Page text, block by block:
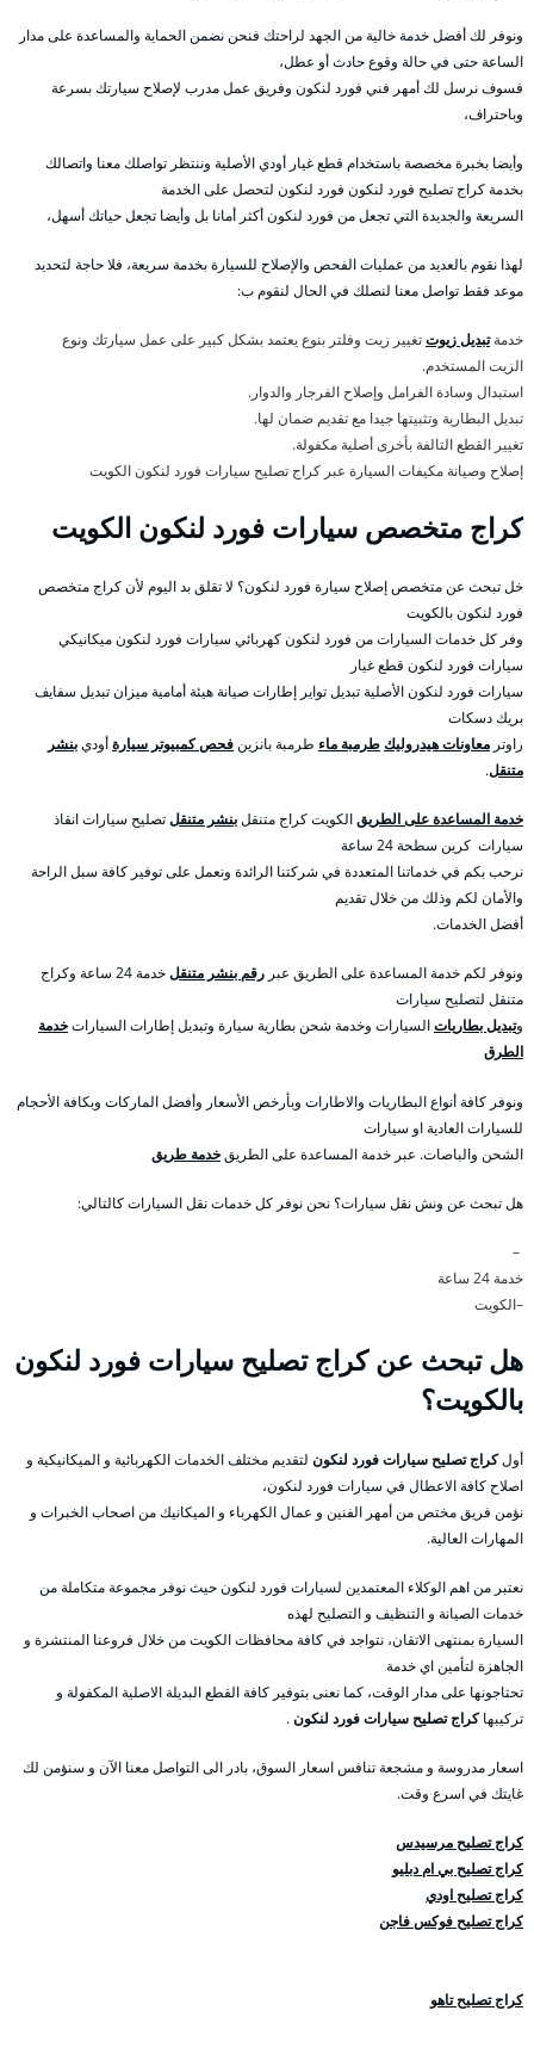
ونوفر لك أفضل خدمة خالية من الجهد لراحتك فنحن نضمن الحماية والمساعدة على مدار
الساعة حتى في حالة وقوع حادث أو عطل،
فسوف نرسل لك أمهر فني فورد لنكون وفريق عمل مدرب لإصلاح سيارتك بسرعة
وباحتراف،
وأيضا بخبرة مخصصة باستخدام قطع غيار أودي الأصلية وننتظر تواصلك معنا واتصالك
بخدمة كراج تصليح فورد لنكون فورد لنكون لتحصل على الخدمة
السريعة والجديدة التي تجعل من فورد لنكون أكثر أمانا بل وأيضا تجعل حياتك أسهل،
لهذا نقوم بالعديد من عمليات الفحص والإصلاح للسيارة بخدمة سريعة، فلا حاجة لتحديد
موعد فقط تواصل معنا لنصلك في الحال لنقوم ب:
خدمةتبديل زيوتتغيير زيت وفلتر بنوع يعتمد بشكل كبير على عمل سيارتك ونوع
الزيت المستخدم.
استبدال وسادة الفرامل وإصلاح الفرجار والدوار.
تبديل البطارية وتثبيتها جيدا مع تقديم ضمان لها.
تغيير القطع التالفة بأخرى أصلية مكفولة.
إصلاح وصيانة مكيفات السيارة عبر كراج تصليح سيارات فورد لنكون الكويت
كراج متخصص سيارات فورد لنكون الكويت
خل تبحث عن متخصص إصلاح سيارة فورد لنكون؟ لا تقلق بد اليوم لأن كراج متخصص
فورد لنكون بالكويت
وفر كل خدمات السيارات من فورد لنكون كهربائي سيارات فورد لنكون ميكانيكي
سيارات فورد لنكون قطع غيار
سيارات فورد لنكون الأصلية تبديل تواير إطارات صيانة هيئة أمامية ميزان تبديل سفايف
بريك دسكات
راوتر معاونات هيدروليك طرمبة ماء طرمبة بانزينفحص كمبيوتر سيارةأوديبنشر
متنقل.
خدمة المساعدة على الطريقالكويت كراج متنقلبنشر متنقلتصليح سيارات انقاذ
سيارات كرين سطحة 24 ساعة
نرحب بكم في خدماتنا المتعددة في شركتنا الرائدة ونعمل على توفير كافة سبل الراحة
والأمان لكم وذلك من خلال تقديم
أفضل الخدمات.
ونوفر لكم خدمة المساعدة على الطريق عبر رقم بنشر متنقل
خدمة 24 ساعة وكراج
متنقل لتصليح سيارات
وتبديل بطارياتالسيارات وخدمة شحن بطارية سيارة وتبديل إطارات السياراتخدمة
الطرق
ونوفر كافة أنواع البطاريات والاطارات وبأرخص الأسعار وأفضل الماركات وبكافة الأحجام
للسيارات العادية او سيارات
الشحن والباصات. عبر خدمة المساعدة على الطريقخدمة طريق
هل تبحث عن ونش نقل سيارات؟ نحن نوفر كل خدمات نقل السيارات كالتالي:
–
خدمة 24 ساعة
–الكويت
هل تبحث عن كراج تصليح سيارات فورد لنكون
بالكويت؟
أولكراج تصليح سيارات فورد لنكون لتقديم مختلف الخدمات الكهربائية و الميكانيكية و
اصلاح كافة الاعطال في سيارات فورد لنكون،
نؤمن فريق مختص من أمهر الفنين و عمال الكهرباء و الميكانيك من اصحاب الخبرات و
المهارات العالية.
نعتبر من اهم الوكلاء المعتمدين لسيارات فورد لنكون حيث نوفر مجموعة متكاملة من
خدمات الصيانة و التنظيف و التصليح لهذه
السيارة بمنتهى الاتقان، نتواجد في كافة محافظات الكويت من خلال فروعنا المنتشرة و
الجاهزة لتأمين اي خدمة
تحتاجونها على مدار الوقت، كما نعنى بتوفير كافة القطع البديلة الاصلية المكفولة و
تركيبهاكراج تصليح سيارات فورد لنكون.
اسعار مدروسة و مشجعة تنافس اسعار السوق، بادر الى التواصل معنا الآن و سنؤمن لك
غايتك في اسرع وقت.
كراج تصليح مرسيدس
كراج تصليح بي ام دبليو
كراج تصليح اودي
كراج تصليح فوكس فاجن
كراج تصليح تاهو